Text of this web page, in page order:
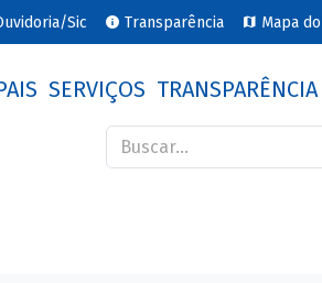
Sic Transparência Mapa
SERVIÇOS TRANSPARÊNCIA